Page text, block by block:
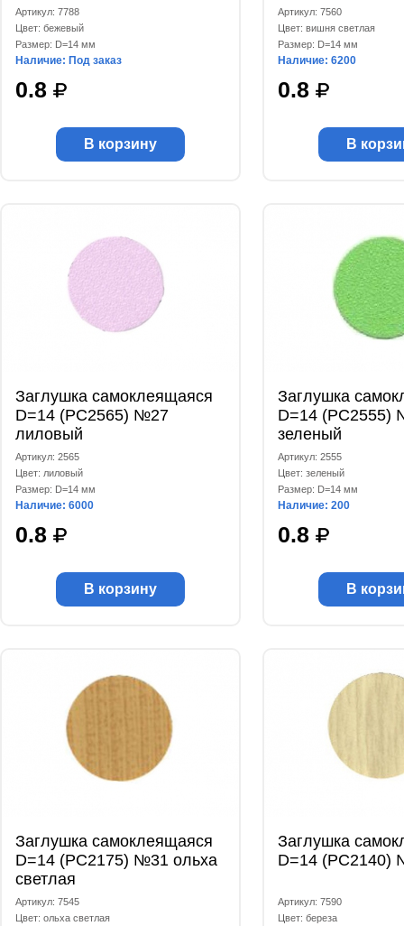
Артикул: 7788
Цвет: бежевый
Размер: D=14 мм
Наличие: Под заказ
0.8
В корзину
Артикул: 7560
Цвет: вишня светлая
Размер: D=14 мм
Наличие: 6200
0.8
В
Заглушка самоклеящаяся
D=14 (РС2565) №27
лиловый
Артикул: 2565
Цвет: лиловый
Размер: D=14 мм
Наличие: 6000
0.8
В корзину
Заглушка
D=14 (РС2555)
зеленый
Артикул: 2555
Цвет: зеленый
Размер: D=14 мм
Наличие: 200
0.8
В
Заглушка самоклеящаяся
D=14 (РС2175) №31 ольха
светлая
Артикул: 7545
Цвет: ольха светлая
Заглушка
D=14 (РС2140)
Артикул: 7590
Цвет: береза